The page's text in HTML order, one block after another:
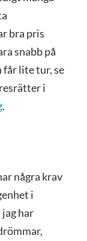
bra pris
snabb på
får lite tur, se
i
.
några krav
i
har